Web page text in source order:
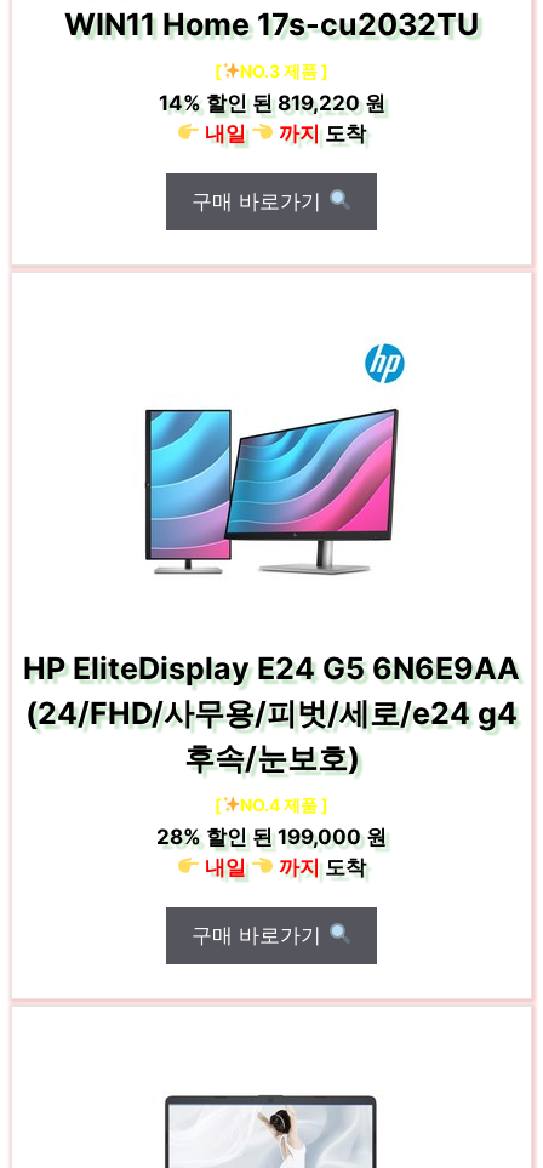
WIN11 Home 17s-cu2032TU
[ NO.3 제품 ]
14%할인 된819,220 원
내일
까지도착
구매 바로가기
HP EliteDisplay E24 G5 6N6E9AA
(24/FHD/사무용/피벗/세로/e24 g4
후속/눈보호)
[ NO.4 제품 ]
28% 할인 된199,000 원
내일
까지도착
구매 바로가기